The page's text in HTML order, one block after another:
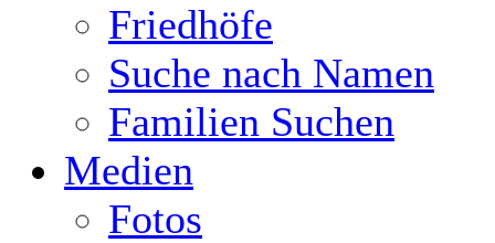
Friedhöfe
Suche nach Namen
Familien Suchen
Medien
Fotos